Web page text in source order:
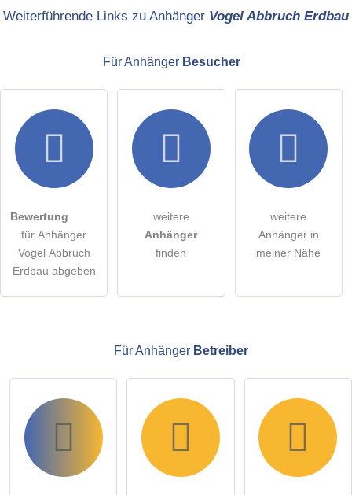
E-Mail-Adresse (wird nicht veröffentlicht)
Hiermit akzeptiere ich die .
öffentliche Frage stellen Abbrechen
Hinweis: Bitte beachten Sie, öffentliche Fragen sind
Weiterführende Links zu Anhänger Vogel Abbruch Erdbau
Für Anhänger Besucher
Bewertung
für Anhänger
Vogel Abbruch
Erdbau abgeben
weitere
Anhänger
finden
weitere
Anhänger in
meiner Nähe
Für Anhänger Betreiber